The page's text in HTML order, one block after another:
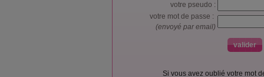
votre pseudo :
votre mot de passe :
(envoyé par email)
Si vous avez oublié votre mot